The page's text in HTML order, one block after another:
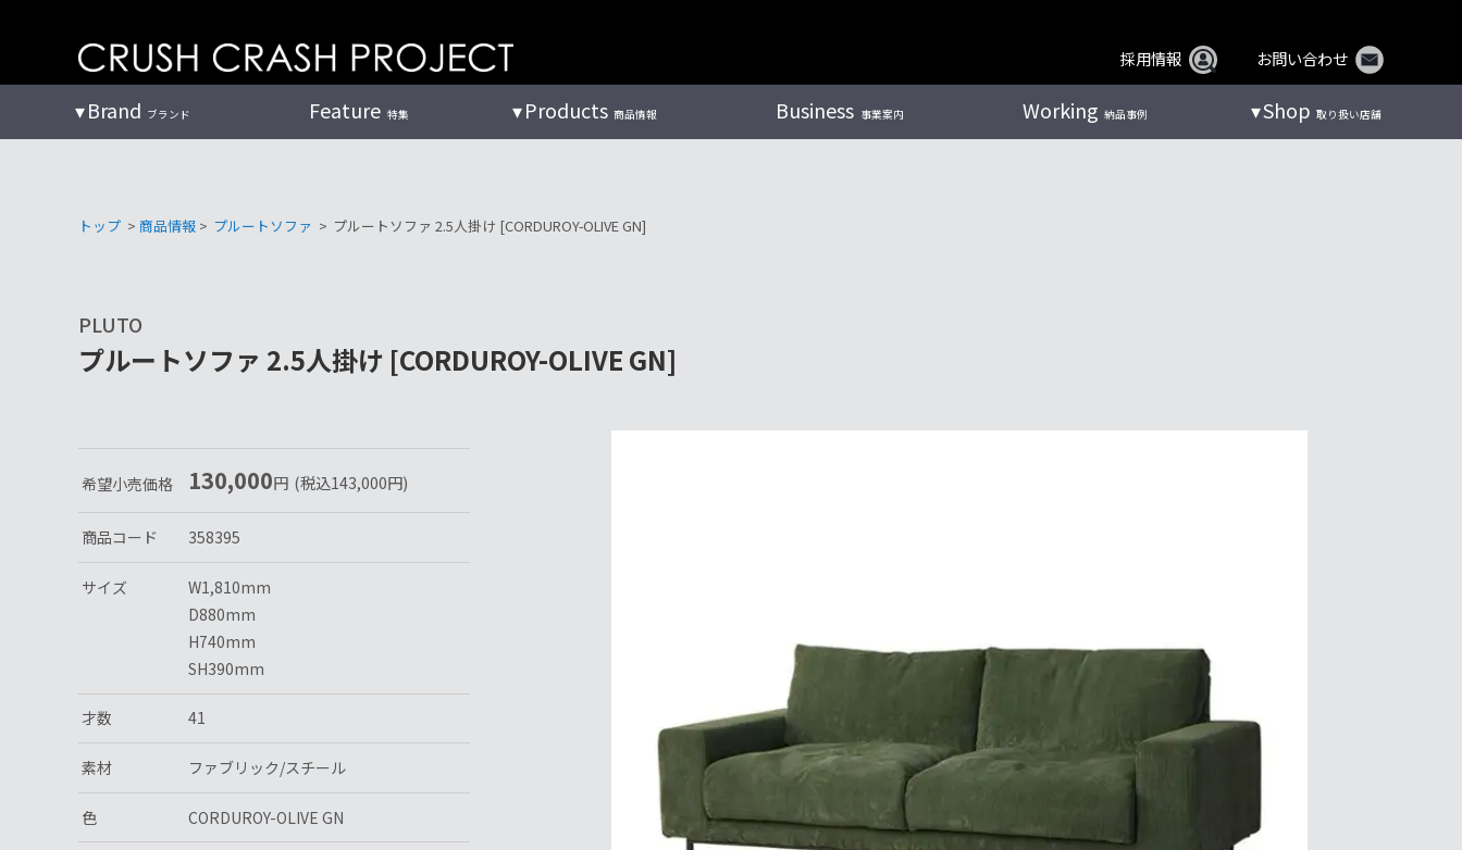
ツ
採用情報 お問い合わせ
Brand ブランド Feature 特集 Products 商品情報 Business 事業案内 Working 納品事例 Shop 取り扱い店舗
トップ > 商品情報> プルートソファ > プルートソファ 2.5人掛け [CORDUROY-OLIVE GN]
PLUTO
プルートソファ 2.5人掛け [CORDUROY-OLIVE GN]
希望小売価格 130,000円 (税込143,000円)
商品コード 358395
サイズ
W1,810mm
D880mm
H740mm
SH390mm
才数 41
素材 ファブリック/スチール
色 CORDUROY-OLIVE GN